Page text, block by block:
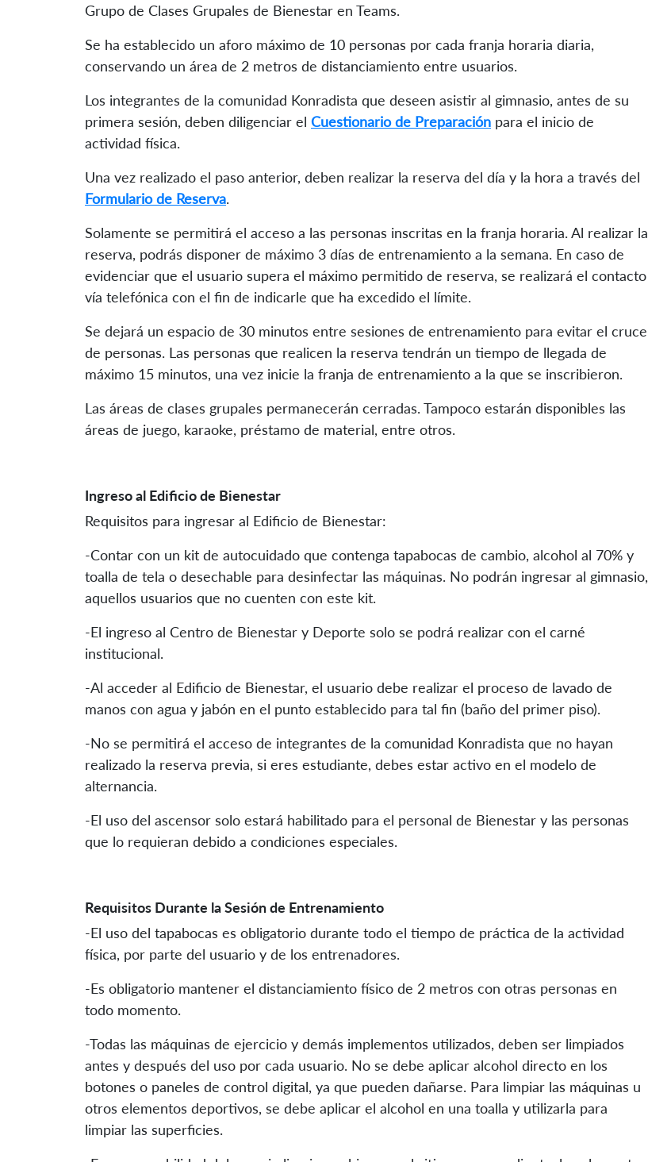
Grupo de Clases Grupales de Bienestar en Teams.
Se ha establecido un aforo máximo de 10 personas por cada franja horaria diaria,
conservando un área de 2 metros de distanciamiento entre usuarios.
Los integrantes de la comunidad Konradista que deseen asistir al gimnasio, antes de su
primera sesión, deben diligenciar el Cuestionario de Preparación para el inicio de
actividad física.
Una vez realizado el paso anterior, deben realizar la reserva del día y la hora a través del
Formulario de Reserva.
Solamente se permitirá el acceso a las personas inscritas en la franja horaria. Al realizar la
reserva, podrás disponer de máximo 3 días de entrenamiento a la semana. En caso de
evidenciar que el usuario supera el máximo permitido de reserva, se realizará el contacto
vía telefónica con el fin de indicarle que ha excedido el límite.
Se dejará un espacio de 30 minutos entre sesiones de entrenamiento para evitar el cruce
de personas. Las personas que realicen la reserva tendrán un tiempo de llegada de
máximo 15 minutos, una vez inicie la franja de entrenamiento a la que se inscribieron.
Las áreas de clases grupales permanecerán cerradas. Tampoco estarán disponibles las
áreas de juego, karaoke, préstamo de material, entre otros.
Ingreso al Edificio de Bienestar
Requisitos para ingresar al Edificio de Bienestar:
-Contar con un kit de autocuidado que contenga tapabocas de cambio, alcohol al 70% y
toalla de tela o desechable para desinfectar las máquinas. No podrán ingresar al gimnasio,
aquellos usuarios que no cuenten con este kit.
-El ingreso al Centro de Bienestar y Deporte solo se podrá realizar con el carné
institucional.
-Al acceder al Edificio de Bienestar, el usuario debe realizar el proceso de lavado de
manos con agua y jabón en el punto establecido para tal fin (baño del primer piso).
-No se permitirá el acceso de integrantes de la comunidad Konradista que no hayan
realizado la reserva previa, si eres estudiante, debes estar activo en el modelo de
alternancia.
-El uso del ascensor solo estará habilitado para el personal de Bienestar y las personas
que lo requieran debido a condiciones especiales.
Requisitos Durante la Sesión de Entrenamiento
-El uso del tapabocas es obligatorio durante todo el tiempo de práctica de la actividad
física, por parte del usuario y de los entrenadores.
-Es obligatorio mantener el distanciamiento físico de 2 metros con otras personas en
todo momento.
-Todas las máquinas de ejercicio y demás implementos utilizados, deben ser limpiados
antes y después del uso por cada usuario. No se debe aplicar alcohol directo en los
botones o paneles de control digital, ya que pueden dañarse. Para limpiar las máquinas u
otros elementos deportivos, se debe aplicar el alcohol en una toalla y utilizarla para
limpiar las superficies.